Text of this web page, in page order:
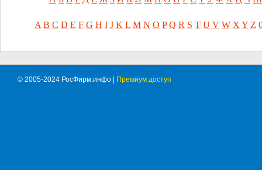
A B C D E F G H I J K L M N O P Q R S T U V W X Y Z
© 2005-2024 РосФирм.инфо | Премиум доступ